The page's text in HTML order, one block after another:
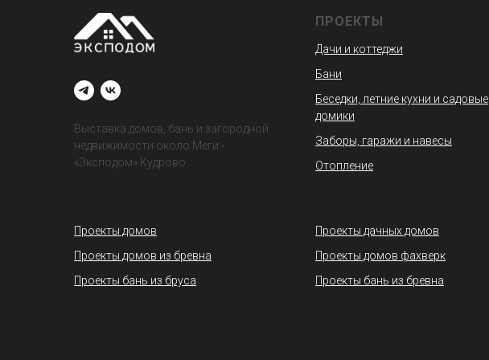
Выставка домов, бань и загородной
недвижимости около Меги -
«Эксподом» Кудрово
ПРОЕКТЫ
Дачи и коттеджи
Бани
Беседки, летние кухни и садовые
домики
Заборы, гаражи и навесы
Отопление
Проекты домов
Проекты домов из бревна
Проекты бань из бруса
Проекты дачных домов
Проекты домов фахверк
Проекты бань из бревна